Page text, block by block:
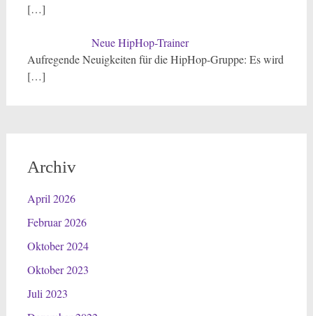
[…]
Neue HipHop-Trainer
Aufregende Neuigkeiten für die HipHop-Gruppe: Es wird
[…]
Archiv
April 2026
Februar 2026
Oktober 2024
Oktober 2023
Juli 2023